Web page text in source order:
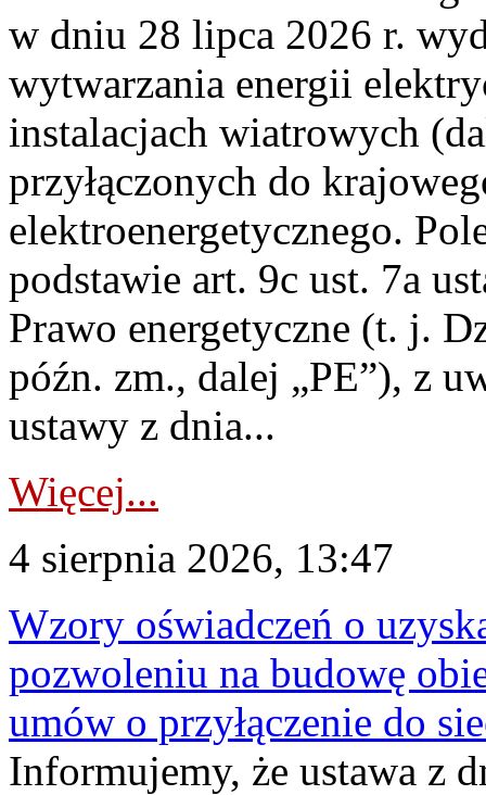
w dniu 28 lipca 2026 r.
wytwarzania energii
instalacjach wiatrowych
przyłączonych do
elektroenergetycznego.
podstawie art. 9c ust. 7a
Prawo energetyczne (t. j.
późn. zm., dalej „PE”), z
ustawy z dnia...
Więcej...
4 sierpnia 2026, 13:47
Wzory oświadczeń o
pozwoleniu na budowę
umów o przyłączenie do
Informujemy, że ustawa z